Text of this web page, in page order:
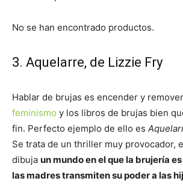
No se han encontrado productos.
3. Aquelarre, de Lizzie Fry
Hablar de brujas es encender y
feminismo y los libros de brujas bien
fin. Perfecto ejemplo de ello es
Se trata de un thriller muy provocador,
dibuja un mundo en el que la brujería
las madres transmiten su poder a las